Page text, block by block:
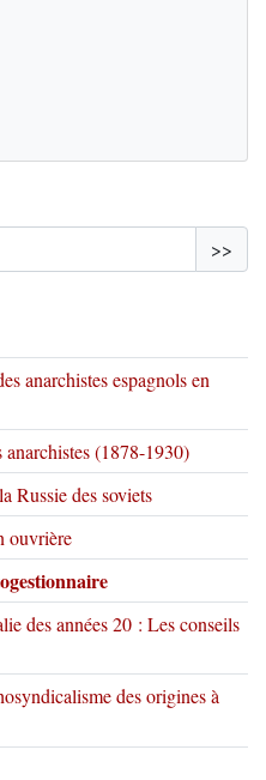
>>
anarchistes espagnols en
(1878-1930)
Russie des soviets
ouvrière
des années 20 : Les conseils
des origines à